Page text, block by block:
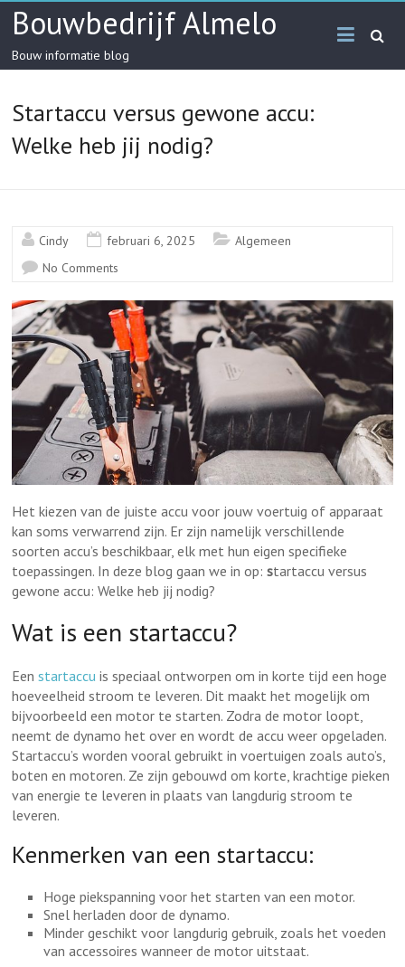
SkipBouwbedrijf Almelo
Bouw informatie blog
Startaccu versus gewone accu:
Welke heb jij nodig?
Cindy februari 6, 2025
Algemeen
No Comments
Het kiezen van de juiste accu voor jouw voertuig of apparaat
kan soms verwarrend zijn. Er zijn namelijk verschillende
soorten accu’s beschikbaar, elk met hun eigen specifieke
toepassingen. In deze blog gaan we in op:startaccu versus
gewone accu: Welke heb jij nodig?
Wat is een startaccu?
Eenstartaccu is speciaal ontworpen om in korte tijd een hoge
hoeveelheid stroom te leveren. Dit maakt het mogelijk om
bijvoorbeeld een motor te starten. Zodra de motor loopt,
neemt de dynamo het over en wordt de accu weer opgeladen.
Startaccu’s worden vooral gebruikt in voertuigen zoals auto’s,
boten en motoren. Ze zijn gebouwd om korte, krachtige pieken
van energie te leveren in plaats van langdurig stroom te
leveren.
Kenmerken van een startaccu:
Hoge piekspanning voor het starten van een motor.
Snel herladen door de dynamo.
Minder geschikt voor langdurig gebruik, zoals het voeden
van accessoires wanneer de motor uitstaat.